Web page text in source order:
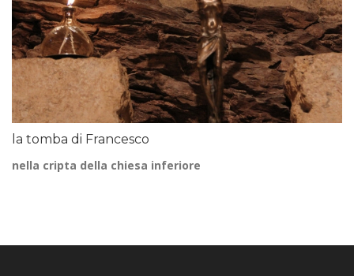
la tomba di Francesco
nella cripta della chiesa inferiore